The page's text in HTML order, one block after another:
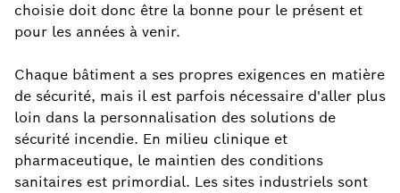
choisie doit donc être la bonne pour le présent et
pour les années à venir.
Chaque bâtiment a ses propres exigences en matière
de sécurité, mais il est parfois nécessaire d'aller plus
loin dans la personnalisation des solutions de
sécurité incendie. En milieu clinique et
pharmaceutique, le maintien des conditions
sanitaires est primordial. Les sites industriels sont